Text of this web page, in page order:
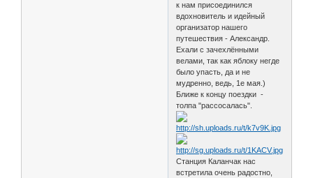
к нам присоединился
вдохновитель и идейный
организатор нашего
путешествия - Александр.
Ехали с зачехлёнными
велами, так как яблоку негде
было упасть, да и не
мудренно, ведь, 1е мая.)
Ближе к концу поездки -
толпа "рассосалась".
Станция Каланчак нас
встретила очень радостно,